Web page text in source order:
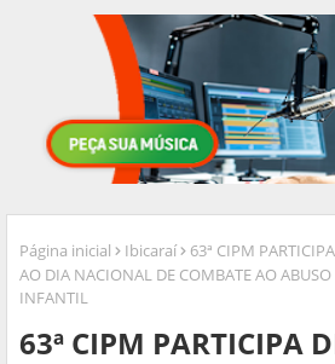
Página inicial Ibicaraí
63ª CIPM
AO DIA NACIONAL DE COMBATE AO ABUSO
INFANTIL
63ª CIPM PARTICIPA